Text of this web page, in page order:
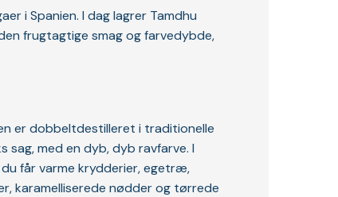
i Spanien. I dag lagrer Tamdhu
frugtagtige smag og farvedybde,
er dobbeltdestilleret i traditionelle
sag, med en dyb, dyb ravfarve. I
får varme krydderier, egetræ,
karamelliserede nødder og tørrede